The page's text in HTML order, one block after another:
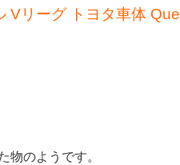
Vリーグ トヨタ車体
物のようです。